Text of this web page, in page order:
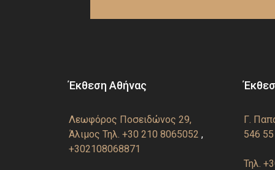
Έκθεση Αθήνας
Λεωφόρος Ποσειδώνος 29,
Άλιμος Τηλ. +30 210 8065052 ,
+302108068871
Γ.
546
Τηλ.